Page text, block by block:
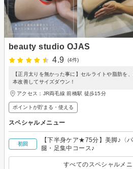
beauty studio OJAS
4.9
(4件)
【正月太りを無かった事に】セルライトや脂肪を
本改善してサイズダウン！
アクセス：JR両毛線 前橋駅 徒歩15分
ポイントが貯まる・使える
スペシャルメニュー
初回
【下半身ケア★75分】美脚♪〈
腿・足集中コース♪
すべてのスペシャルメ